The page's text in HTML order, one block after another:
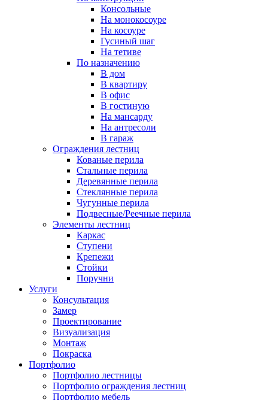
Консольные
На монокосоуре
На косоуре
Гусиный шаг
На тетиве
По назначению
В дом
В квартиру
В офис
В гостиную
На мансарду
На антресоли
В гараж
Ограждения лестниц
Кованые перила
Стальные перила
Деревянные перила
Стеклянные перила
Чугунные перила
Подвесные/Реечные перила
Элементы лестниц
Каркас
Ступени
Крепежи
Стойки
Поручни
Услуги
Консультация
Замер
Проектирование
Визуализация
Монтаж
Покраска
Портфолио
Портфолио лестницы
Портфолио ограждения лестниц
Портфолио мебель